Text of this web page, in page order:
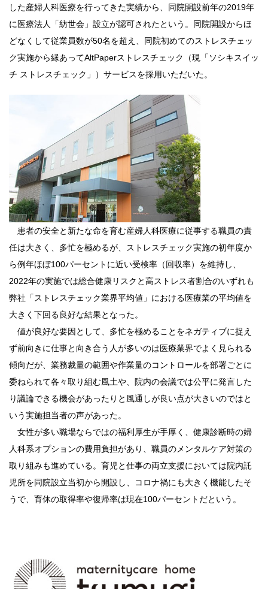
した産婦人科医療を行ってきた実績から、同院開設前年の2019年
に医療法人「紡世会」設立が認可されたという。同院開設からほ
どなくして従業員数が50名を超え、同院初めてのストレスチェッ
ク実施から縁あってAltPaperストレスチェック（現「ソシキスイッ
チ ストレスチェック」）サービスを採用いただいた。
患者の安全と新たな命を育む産婦人科医療に従事する職員の責
任は大きく、多忙を極めるが、ストレスチェック実施の初年度か
ら例年ほぼ100パーセントに近い受検率（回収率）を維持し、
2022年の実施では総合健康リスクと高ストレス者割合のいずれも
弊社「ストレスチェック業界平均値」における医療業の平均値を
大きく下回る良好な結果となった。
値が良好な要因として、多忙を極めることをネガティブに捉え
ず前向きに仕事と向き合う人が多いのは医療業界でよく見られる
傾向だが、業務裁量の範囲や作業量のコントロールを部署ごとに
委ねられて各々取り組む風土や、院内の会議では公平に発言した
り議論できる機会があったりと風通しが良い点が大きいのではと
いう実施担当者の声があった。
女性が多い職場ならではの福利厚生が手厚く、健康診断時の婦
人科系オプションの費用負担があり、職員のメンタルケア対策の
取り組みも進めている。育児と仕事の両立支援においては院内託
児所を同院設立当初から開設し、コロナ禍にも大きく機能したそ
うで、育休の取得率や復帰率は現在100パーセントだという。